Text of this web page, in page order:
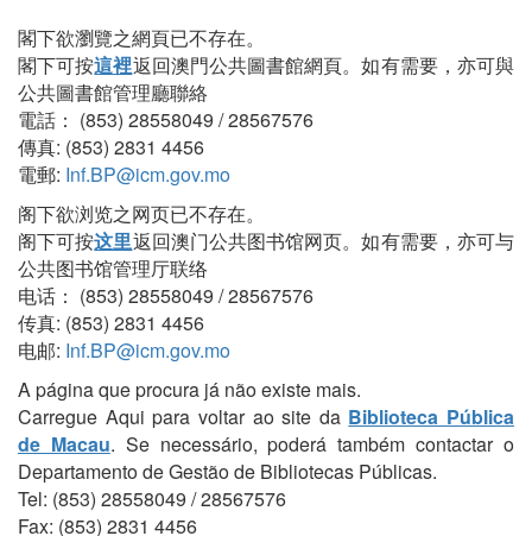
閣下欲瀏覽之網頁已不存在。
閣下可按這裡返回澳門公共圖書館網頁。如有需要，亦可與
公共圖書館管理廳聯絡
電話： (853) 28558049 / 28567576
傳真: (853) 2831 4456
電郵: Inf.BP@icm.gov.mo
阁下欲浏览之网页已不存在。
阁下可按这里返回澳门公共图书馆网页。如有需要，亦可与
公共图书馆管理厅联络
电话： (853) 28558049 / 28567576
传真: (853) 2831 4456
电邮: Inf.BP@icm.gov.mo
A página que procura já não existe mais.
Carregue Aqui para voltar ao site da Biblioteca Pública
de Macau. Se necessário, poderá também contactar o
Departamento de Gestão de Bibliotecas Públicas.
Tel: (853) 28558049 / 28567576
Fax: (853) 2831 4456